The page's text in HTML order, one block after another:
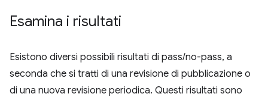
Esamina i risultati
Esistono diversi possibili risultati di pass/no-pass, a
seconda che si tratti di una revisione di pubblicazione o
di una nuova revisione periodica. Questi risultati sono